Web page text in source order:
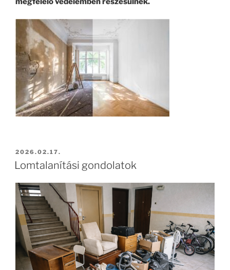
2026.02.17.
Lomtalanítási gondolatok